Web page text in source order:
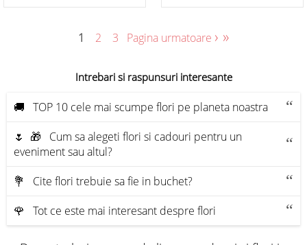
1 2 3 Pagina urmatoare › »
Intrebari si raspunsuri interesante
🚚 TOP 10 cele mai scumpe flori pe planeta noastra
🌷 🎁 Cum sa alegeti flori si cadouri pentru un
eveniment sau altul?
💐 Cite flori trebuie sa fie in buchet?
🌹 Tot ce este mai interesant despre flori